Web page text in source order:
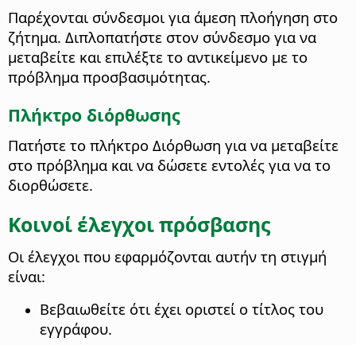
Παρέχονται σύνδεσμοι για άμεση πλοήγηση στο
ζήτημα. Διπλοπατήστε στον σύνδεσμο για να
μεταβείτε και επιλέξτε το αντικείμενο με το
πρόβλημα προσβασιμότητας.
Πλήκτρο διόρθωσης
Πατήστε το πλήκτρο Διόρθωση για να μεταβείτε
στο πρόβλημα και να δώσετε εντολές για να το
διορθώσετε.
Κοινοί έλεγχοι πρόσβασης
Οι έλεγχοι που εφαρμόζονται αυτήν τη στιγμή
είναι:
Βεβαιωθείτε ότι έχει οριστεί ο τίτλος του
εγγράφου.